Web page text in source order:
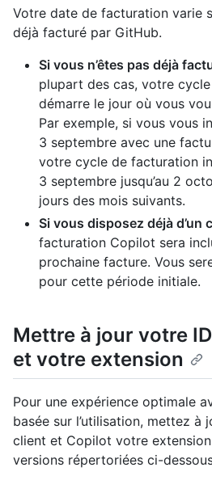
Votre date de facturation varie
déjà facturé par GitHub.
Si vous n’êtes pas déjà
plupart des cas, votre
démarre le jour où vous
Par exemple, si vous vous
3 septembre avec une
votre cycle de facturation
3 septembre jusqu’au 2
jours des mois suivants.
Si vous disposez déjà d’un
facturation Copilot sera
prochaine facture. Vous
pour cette période initiale.
Mettre à jour votre
et votre extension
Pour une expérience optimale
basée sur l’utilisation, mettez à
client et Copilot votre
versions répertoriées ci-